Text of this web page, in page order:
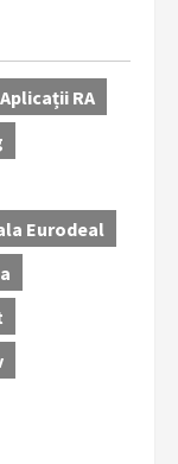
Aplicații RA
Eurodeal